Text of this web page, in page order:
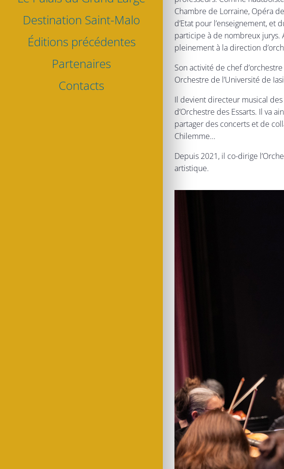
Destination Saint-Malo
Éditions précédentes
Partenaires
Contacts
Chambre de Lorraine, Opéra
d’Etat pour l’enseignement,
participe à de nombreux jurys.
pleinement à la direction
Son activité de chef
Orchestre de l’Université de
Il devient directeur musical
d’Orchestre des Essarts. Il va
partager des concerts et de
Chilemme…
Depuis 2021, il co-dirige
artistique.